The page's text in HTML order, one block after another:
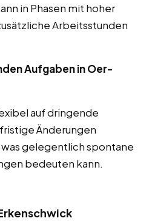
in Phasen mit hoher
Arbeitsstunden
Aufgaben in Oer-
auf dringende
Änderungen
gelegentlich spontane
bedeuten kann.